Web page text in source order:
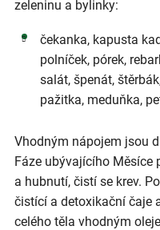
zeleninu a bylinky:
čekanka, kapusta
polníček, pórek,
salát, špenát,
pažitka, meduňka,
Vhodným nápojem jsou
Fáze ubývajícího Měsíce
a hubnutí, čistí se krev.
čistící a detoxikační čaje
celého těla vhodným